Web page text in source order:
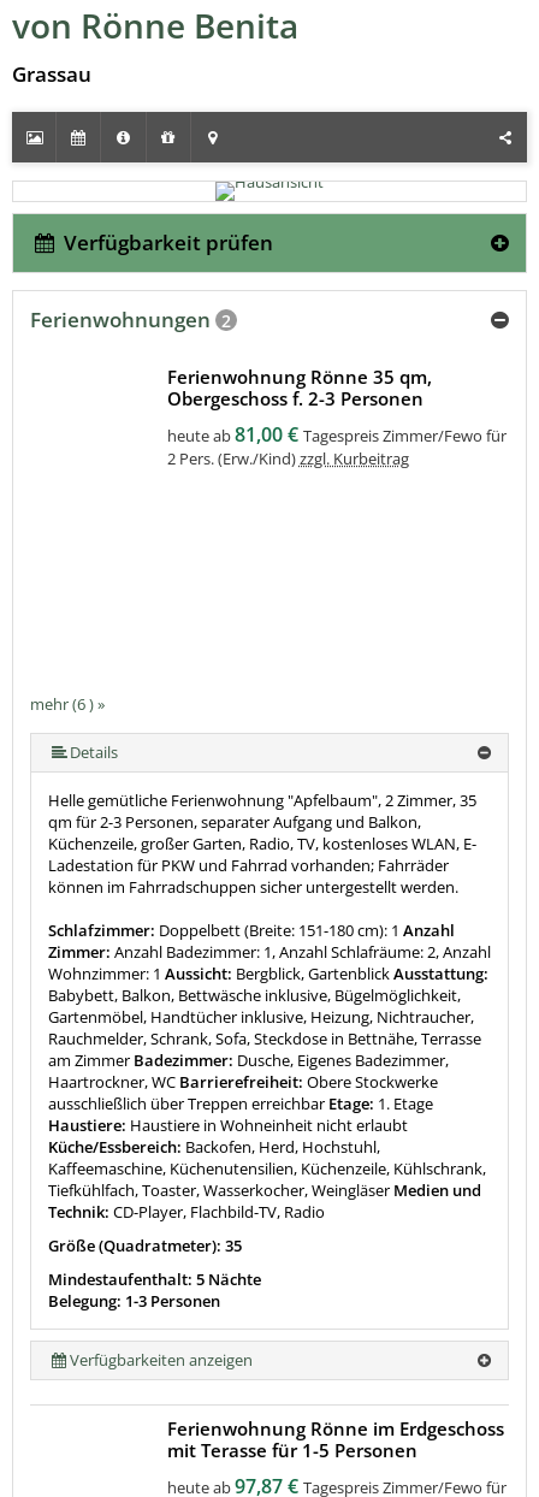
von Rönne Benita
Grassau
Verfügbarkeit prüfen
Ferienwohnungen 2
mehr (6 ) »
mehr (6 ) »
mehr (6 ) »
Ferienwohnung Rönne 35 qm,
Obergeschoss f. 2-3 Personen
heute ab81,00 € Tagespreis Zimmer/Fewo für
2 Pers. (Erw./Kind)zzgl. Kurbeitrag
Details
Helle gemütliche Ferienwohnung "Apfelbaum", 2 Zimmer, 35
qm für 2-3 Personen, separater Aufgang und Balkon,
Küchenzeile, großer Garten, Radio, TV, kostenloses WLAN, E-
Ladestation für PKW und Fahrrad vorhanden; Fahrräder
können im Fahrradschuppen sicher untergestellt werden.
Schlafzimmer: Doppelbett (Breite: 151-180 cm): 1 Anzahl
Zimmer: Anzahl Badezimmer: 1, Anzahl Schlafräume: 2, Anzahl
Wohnzimmer: 1 Aussicht: Bergblick, GartenblickAusstattung:
Babybett, Balkon, Bettwäsche inklusive, Bügelmöglichkeit,
Gartenmöbel, Handtücher inklusive, Heizung, Nichtraucher,
Rauchmelder, Schrank, Sofa, Steckdose in Bettnähe, Terrasse
am Zimmer Badezimmer: Dusche, Eigenes Badezimmer,
Haartrockner, WC Barrierefreiheit: Obere Stockwerke
ausschließlich über Treppen erreichbar Etage: 1. Etage
Haustiere: Haustiere in Wohneinheit nicht erlaubt
Küche/Essbereich: Backofen, Herd, Hochstuhl,
Kaffeemaschine, Küchenutensilien, Küchenzeile, Kühlschrank,
Tiefkühlfach, Toaster, Wasserkocher, Weingläser Medien und
Technik: CD-Player, Flachbild-TV, Radio
Größe (Quadratmeter): 35
Mindestaufenthalt: 5 Nächte
Belegung: 1-3 Personen
Verfügbarkeiten anzeigen
Ferienwohnung Rönne im Erdgeschoss
mit Terasse für 1-5 Personen
heute ab97,87 € Tagespreis Zimmer/Fewo für